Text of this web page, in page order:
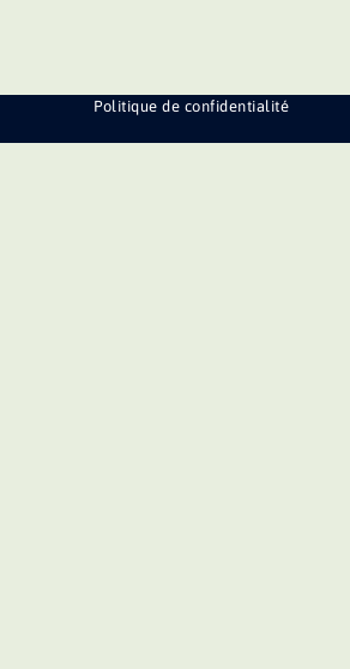
Politique de confidentialité